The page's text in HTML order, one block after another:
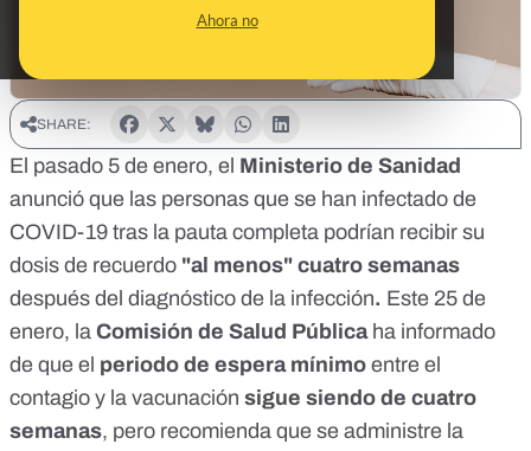
Ahora no
SHARE:
El pasado 5 de enero, el Ministerio de Sanidad
anunció que las personas que se han infectado de
COVID-19 tras la pauta completa podrían recibir su
dosis de recuerdo "al menos" cuatro semanas
después del diagnóstico de la infección. Este 25 de
enero, la Comisión de Salud Públicaha informado
de que el periodo de espera mínimo entre el
contagio y la vacunación sigue siendo de cuatro
semanas, pero recomienda que se administre la